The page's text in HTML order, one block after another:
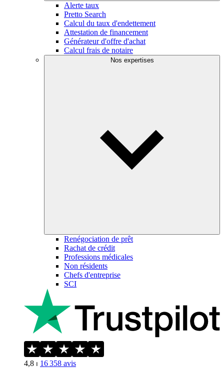
Alerte taux
Pretto Search
Calcul du taux d'endettement
Attestation de financement
Générateur d'offre d'achat
Calcul frais de notaire
Nos expertises
Renégociation de prêt
Rachat de crédit
Professions médicales
Non résidents
Chefs d'entreprise
SCI
4,8 ⏐ 16 358 avis